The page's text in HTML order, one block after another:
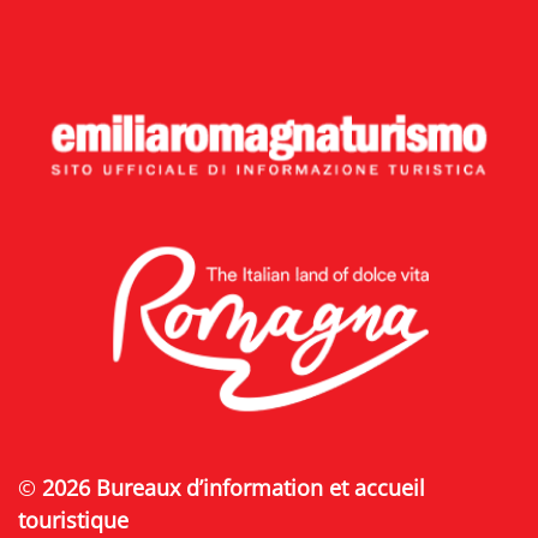
© 2026 Bureaux d’information et accueil
touristique